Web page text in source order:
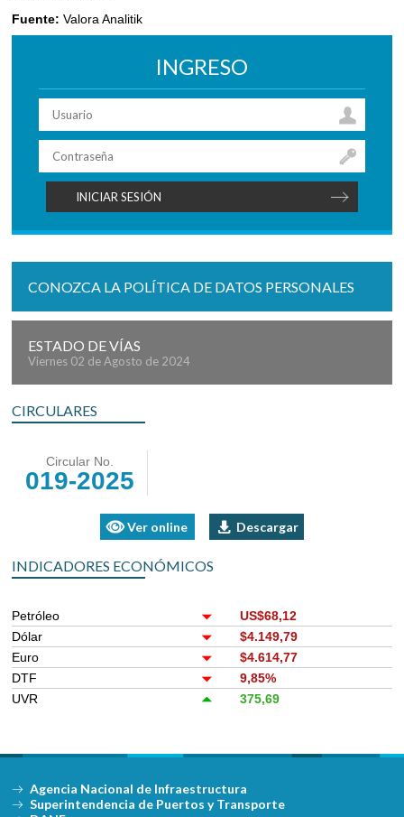
Fuente:Valora Analitik
INGRESO
CONOZCA LA POLÍTICA DE DATOS PERSONALES
ESTADO DE VÍAS
Viernes 02 de Agosto de 2024
CIRCULARES
Circular No.
019-2025
Ver online Descargar
INDICADORES ECONÓMICOS
Petróleo
US$68,12
Dólar
$4.149,79
Euro
$4.614,77
DTF
9,85%
UVR
375,69
Agencia Nacional de Infraestructura
Superintendencia de Puertos y Transporte